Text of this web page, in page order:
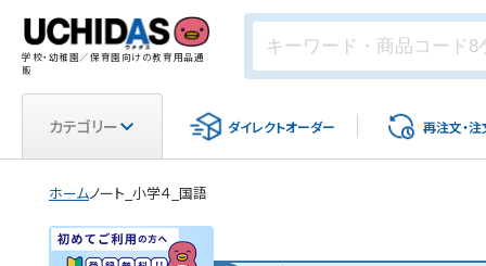
学校・幼稚園／保育園向けの教育用品通
販
カテゴリー ダイレクトオーダー 再注文・注
ホームノート_小学４_国語